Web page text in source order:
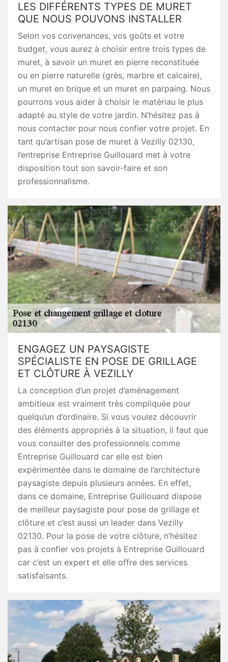
LES DIFFÉRENTS TYPES DE MURET
QUE NOUS POUVONS INSTALLER
Selon vos convenances, vos goûts et votre
budget, vous aurez à choisir entre trois types de
muret, à savoir un muret en pierre reconstituée
ou en pierre naturelle (grès, marbre et calcaire),
un muret en brique et un muret en parpaing. Nous
pourrons vous aider à choisir le matériau le plus
adapté au style de votre jardin. N’hésitez pas à
nous contacter pour nous confier votre projet. En
tant qu’artisan pose de muret à Vezilly 02130,
l’entreprise Entreprise Guillouard met à votre
disposition tout son savoir-faire et son
professionnalisme.
ENGAGEZ UN PAYSAGISTE
SPÉCIALISTE EN POSE DE GRILLAGE
ET CLÔTURE À VEZILLY
La conception d’un projet d’aménagement
ambitieux est vraiment très compliquée pour
quelqu’un d’ordinaire. Si vous voulez découvrir
des éléments appropriés à la situation, il faut que
vous consulter des professionnels comme
Entreprise Guillouard car elle est bien
expérimentée dans le domaine de l’architecture
paysagiste depuis plusieurs années. En effet,
dans ce domaine, Entreprise Guillouard dispose
de meilleur paysagiste pour pose de grillage et
clôture et c’est aussi un leader dans Vezilly
02130. Pour la pose de votre clôture, n’hésitez
pas à confier vos projets à Entreprise Guillouard
car c’est un expert et elle offre des services
satisfaisants.